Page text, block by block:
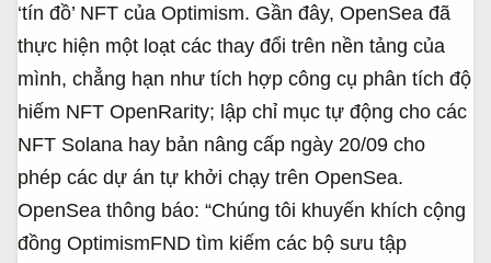
‘tín đồ’ NFT của Optimism. Gần đây, OpenSea đã
thực hiện một loạt các thay đổi trên nền tảng của
mình, chẳng hạn như tích hợp công cụ phân tích độ
hiếm NFT OpenRarity; lập chỉ mục tự động cho các
NFT Solana hay bản nâng cấp ngày 20/09 cho
phép các dự án tự khởi chạy trên OpenSea.
OpenSea thông báo: “Chúng tôi khuyến khích cộng
đồng OptimismFND tìm kiếm các bộ sưu tập